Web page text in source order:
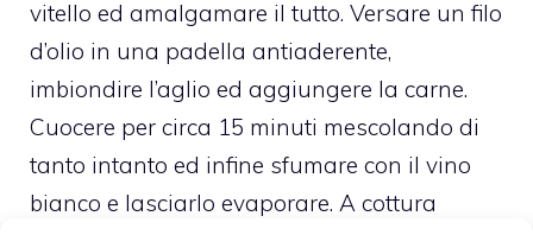
vitello ed amalgamare il tutto. Versare un filo
d’olio in una padella antiaderente,
imbiondire l’aglio ed aggiungere la carne.
Cuocere per circa 15 minuti mescolando di
tanto intanto ed infine sfumare con il vino
bianco e lasciarlo evaporare. A cottura